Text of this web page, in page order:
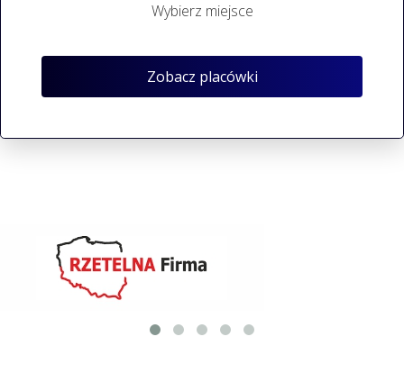
Wybierz miejsce
Zobacz placówki